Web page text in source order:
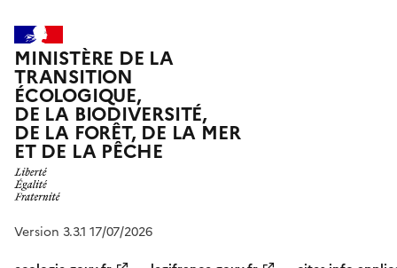
MINISTÈRE DE LA
TRANSITION
ÉCOLOGIQUE,
DE LA BIODIVERSITÉ,
DE LA FORÊT, DE LA MER
ET DE LA PÊCHE
Version 3.3.1 17/07/2026